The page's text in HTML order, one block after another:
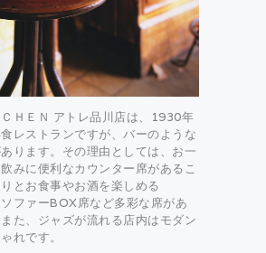
ＨＥＮ アトレ品川店は、1930年
レストランですが、バーのような
ります。その理由としては、お一
みに便利なカウンター席があるこ
とお食事やお酒を楽しめる
ファーBOX席など多彩な席があ
た、ジャズが流れる店内はモダン
れです。